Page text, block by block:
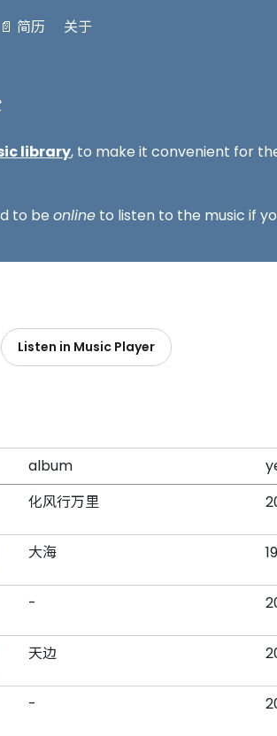
📄 简历 关于
library, to make it convenient for
to be online to listen to the music if
Listen in Music Player
album
化风行万里
大海
-
天边
-